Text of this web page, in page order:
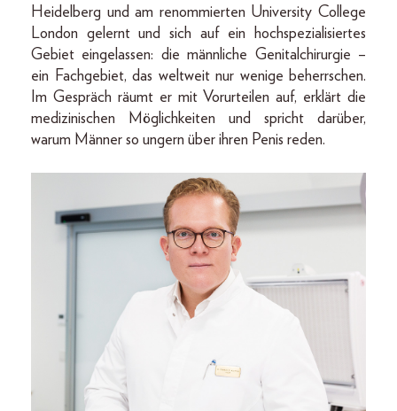
Heidelberg und am renommierten University College
London gelernt und sich auf ein hochspezialisiertes
Gebiet eingelassen: die männliche Genitalchirurgie –
ein Fachgebiet, das weltweit nur wenige beherrschen.
Im Gespräch räumt er mit Vorurteilen auf, erklärt die
medizinischen Möglichkeiten und spricht darüber,
warum Männer so ungern über ihren Penis reden.